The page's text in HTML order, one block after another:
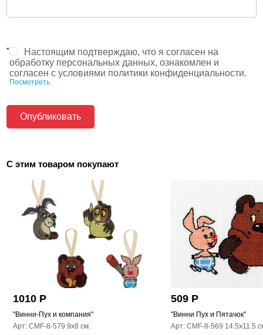
*
Настоящим подтверждаю, что я согласен на
обработку персональных данных, ознакомлен и
согласен с условиями политики конфиденциальности.
Посмотреть
С этим товаром покупают
1010 Р
"Винни-Пух и компания"
Арт: CMF-8-579 9x8 см.
509 Р
"Винни Пух и Пятачок"
Арт: CMF-8-569 14.5x11.5